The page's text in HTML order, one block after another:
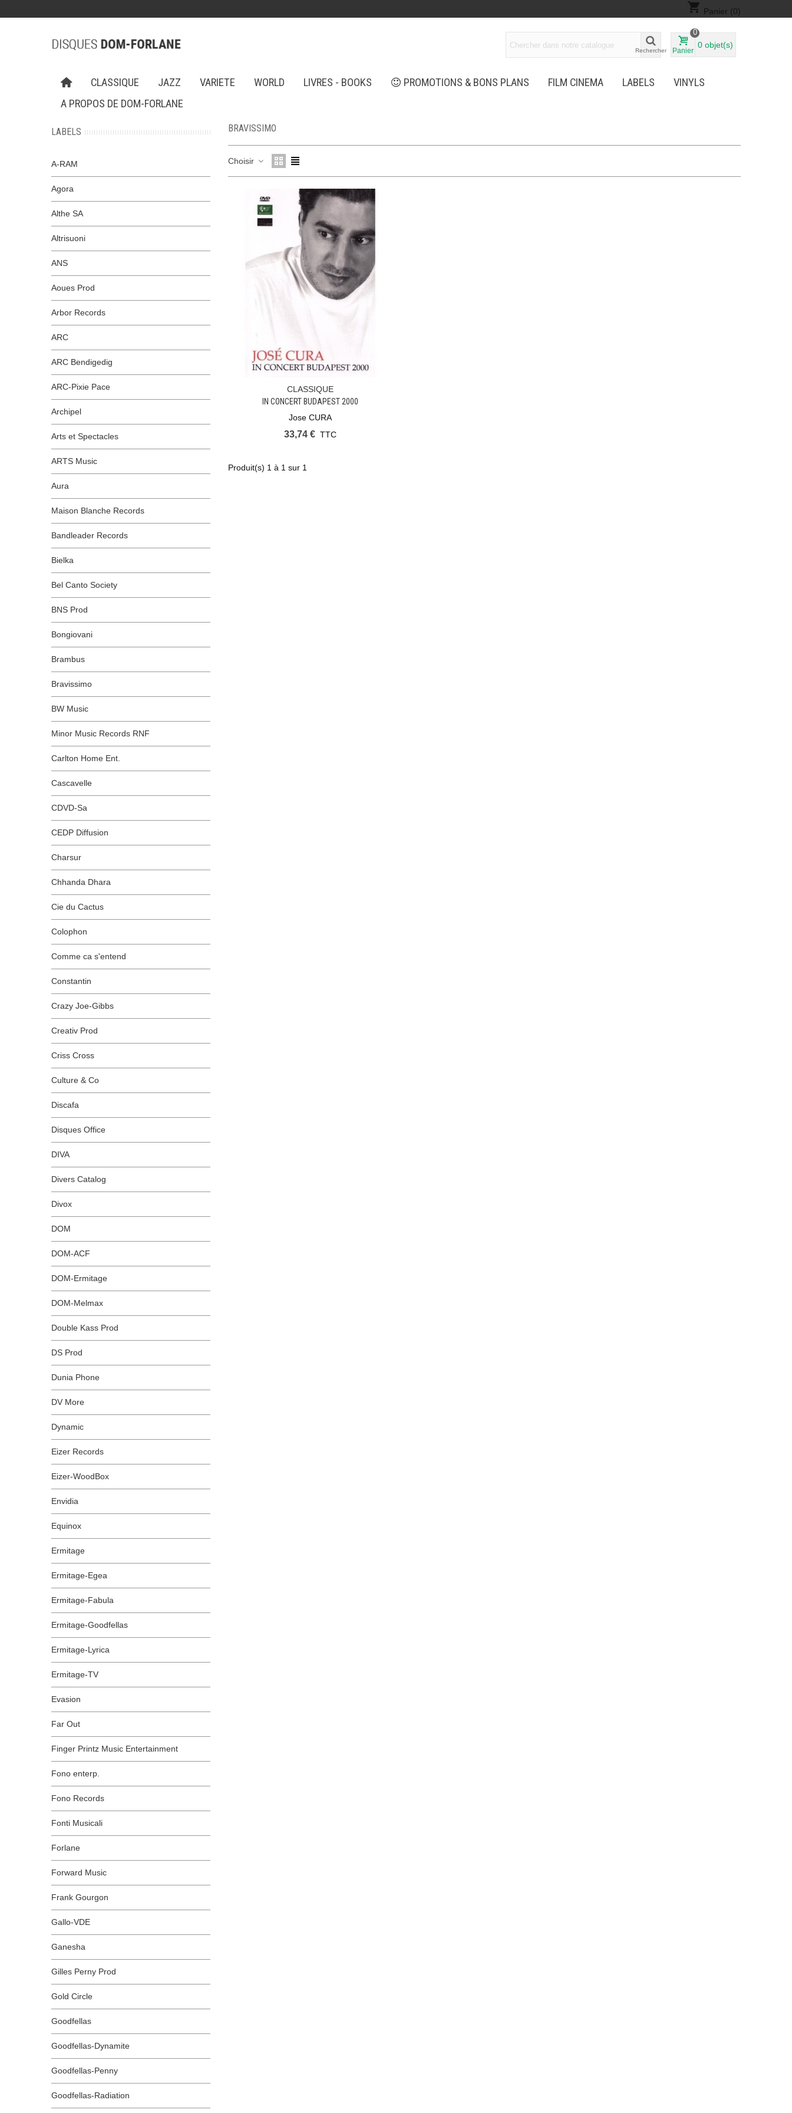
shopping_cart Panier (0)
Rechercher Panier
0
0 objet(s)
CLASSIQUE JAZZ VARIETE WORLD LIVRES - BOOKS PROMOTIONS & BONS PLANS FILM CINEMA LABELS
VINYLS
A PROPOS DE DOM-FORLANE
LABELS
A-RAM
Agora
Althe SA
Altrisuoni
ANS
Aoues Prod
Arbor Records
ARC
ARC Bendigedig
ARC-Pixie Pace
Archipel
Arts et Spectacles
ARTS Music
Aura
Maison Blanche Records
Bandleader Records
Bielka
Bel Canto Society
BNS Prod
Bongiovani
Brambus
Bravissimo
BW Music
Minor Music Records RNF
Carlton Home Ent.
Cascavelle
CDVD-Sa
CEDP Diffusion
Charsur
Chhanda Dhara
Cie du Cactus
Colophon
Comme ca s'entend
Constantin
Crazy Joe-Gibbs
Creativ Prod
Criss Cross
Culture & Co
Discafa
Disques Office
DIVA
Divers Catalog
Divox
DOM
DOM-ACF
DOM-Ermitage
DOM-Melmax
Double Kass Prod
DS Prod
Dunia Phone
DV More
Dynamic
Eizer Records
Eizer-WoodBox
Envidia
Equinox
Ermitage
Ermitage-Egea
Ermitage-Fabula
Ermitage-Goodfellas
Ermitage-Lyrica
Ermitage-TV
Evasion
Far Out
Finger Printz Music Entertainment
Fono enterp.
Fono Records
Fonti Musicali
Forlane
Forward Music
Frank Gourgon
Gallo-VDE
Ganesha
Gilles Perny Prod
Gold Circle
Goodfellas
Goodfellas-Dynamite
Goodfellas-Penny
Goodfellas-Radiation
BRAVISSIMO
Choisir
Ajouter Au Panier
CLASSIQUE
IN CONCERT BUDAPEST 2000
Jose CURA
33,74 € TTC
Produit(s) 1 à 1 sur 1